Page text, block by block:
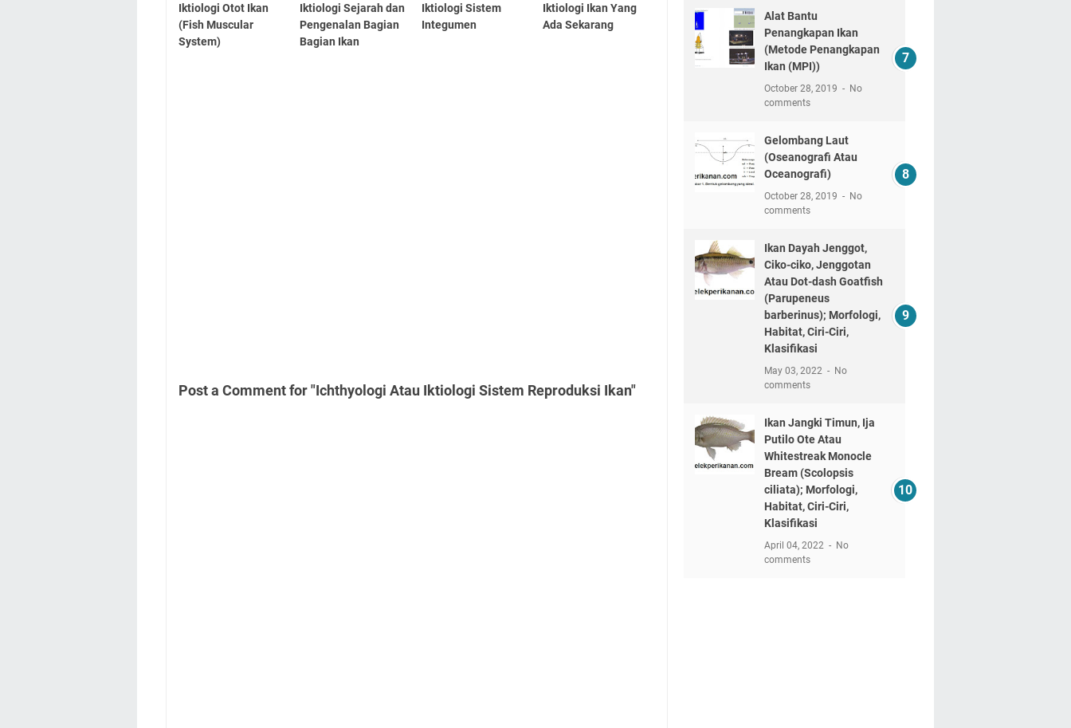
Iktiologi Otot Ikan
(Fish Muscular
System)
Iktiologi Sejarah dan
Pengenalan Bagian
Bagian Ikan
Iktiologi Sistem
Integumen
Iktiologi Ikan Yang
Ada Sekarang
Post a Comment for "Ichthyologi Atau Iktiologi Sistem Reproduksi Ikan"
Alat Bantu
Penangkapan Ikan
(Metode Penangkapan
Ikan (MPI))
October 28, 2019
No
comments
Gelombang Laut
(Oseanografi Atau
Oceanografi)
October 28, 2019
No
comments
Ikan Dayah Jenggot,
Ciko-ciko, Jenggotan
Atau Dot-dash Goatfish
(Parupeneus
barberinus); Morfologi,
Habitat, Ciri-Ciri,
Klasifikasi
May 03, 2022
No
comments
Ikan Jangki Timun, Ija
Putilo Ote Atau
Whitestreak Monocle
Bream (Scolopsis
ciliata); Morfologi,
Habitat, Ciri-Ciri,
Klasifikasi
April 04, 2022
No
comments